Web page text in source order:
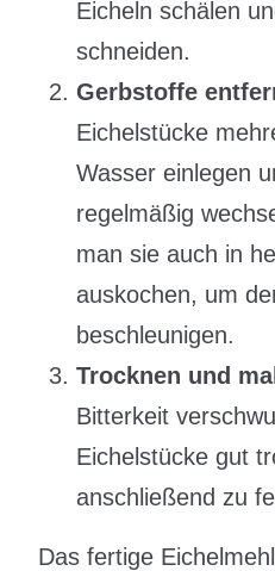
Eicheln schälen
schneiden.
Gerbstoffe
Eichelstücke
Wasser einlegen
regelmäßig
man sie auch in
auskochen, um
beschleunigen.
Trocknen und
Bitterkeit
Eichelstücke gut
anschließend zu
Das fertige